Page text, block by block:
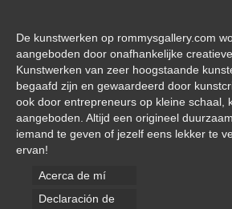
De kunstwerken op rommysgallery.com
aangeboden door onafhankelijke
Kunstwerken van zeer hoogstaande
begaafd zijn en gewaardeerd door
ook door entrepreneurs op kleine schaal,
aangeboden. Altijd een origineel
iemand te geven of jezelf eens lekker te
ervan!
Acerca de mí
Declaración de